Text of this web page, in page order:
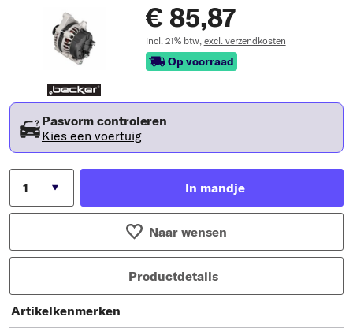
€ 85,87
incl. 21% btw, excl. verzendkosten
Op voorraad
Pasvorm controleren
Kies een voertuig
In mandje
Naar wensen
Productdetails
Artikelkenmerken